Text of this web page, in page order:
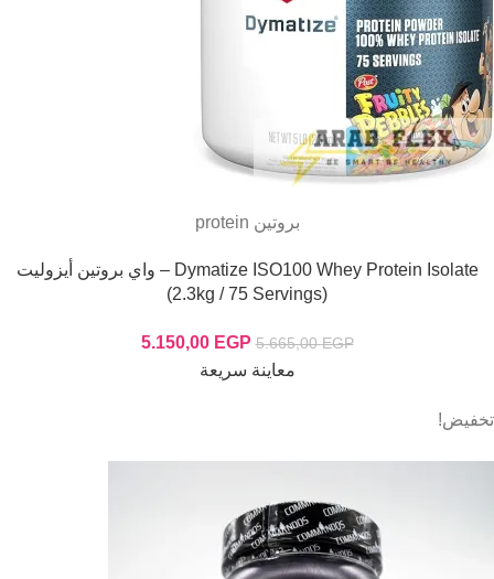
بروتين protein
Dymatize ISO100 Whey Protein Isolate – واي بروتين أيزوليت
(2.3kg / 75 Servings)
5.665,00EGP
5.150,00 EGP
معاينة سريعة
تخفيض!